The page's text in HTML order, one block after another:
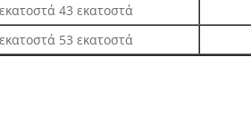
43 εκατοστά
53 εκατοστά